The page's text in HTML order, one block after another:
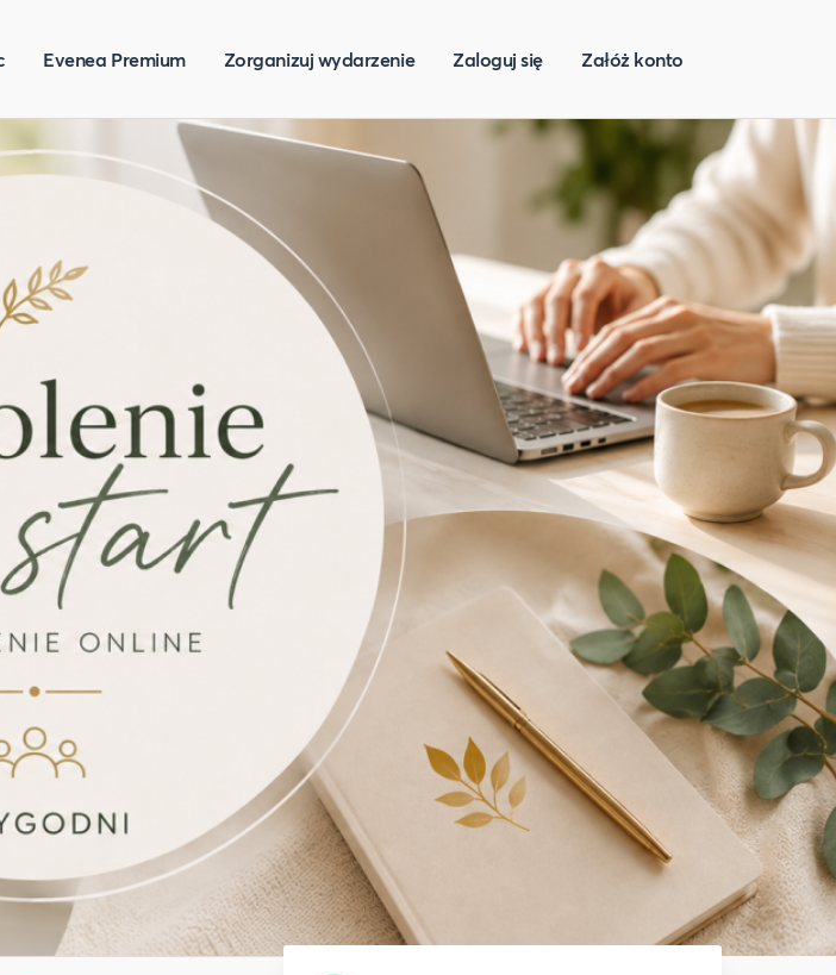
Evenea Premium Zorganizuj wydarzenie Zaloguj się Załóż konto